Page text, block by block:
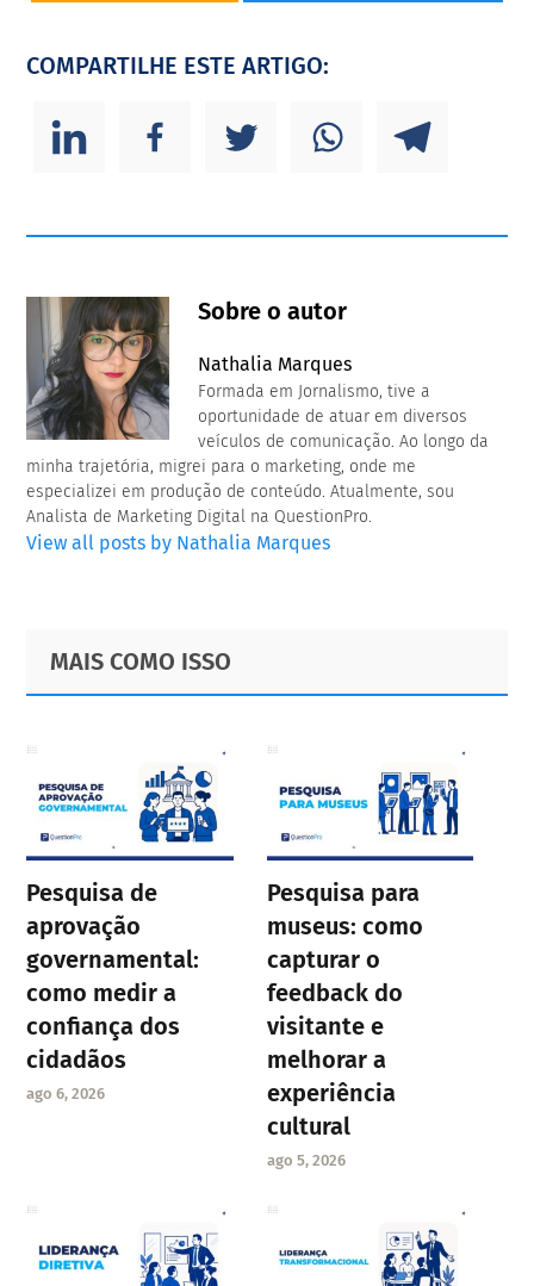
COMPARTILHE ESTE ARTIGO:
Sobre o autor
Nathalia Marques
Formada em Jornalismo, tive a
oportunidade de atuar em diversos
veículos de comunicação. Ao longo da
minha trajetória, migrei para o marketing, onde me
especializei em produção de conteúdo. Atualmente, sou
Analista de Marketing Digital na QuestionPro.
View all posts by Nathalia Marques
Primary
Sidebar
Footer
MAIS COMO ISSO
Pesquisa de
aprovação
governamental:
como medir a
confiança dos
cidadãos
ago 6, 2026
Pesquisa para
museus: como
capturar o
feedback do
visitante e
melhorar a
experiência
cultural
ago 5, 2026